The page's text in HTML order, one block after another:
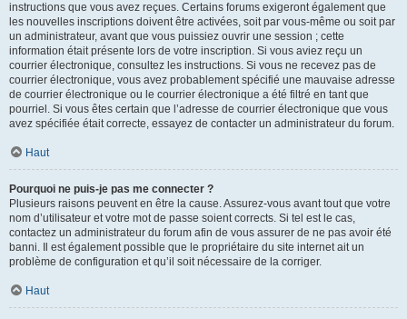
instructions que vous avez reçues. Certains forums exigeront également que
les nouvelles inscriptions doivent être activées, soit par vous-même ou soit par
un administrateur, avant que vous puissiez ouvrir une session ; cette
information était présente lors de votre inscription. Si vous aviez reçu un
courrier électronique, consultez les instructions. Si vous ne recevez pas de
courrier électronique, vous avez probablement spécifié une mauvaise adresse
de courrier électronique ou le courrier électronique a été filtré en tant que
pourriel. Si vous êtes certain que l’adresse de courrier électronique que vous
avez spécifiée était correcte, essayez de contacter un administrateur du forum.
Haut
Pourquoi ne puis-je pas me connecter ?
Plusieurs raisons peuvent en être la cause. Assurez-vous avant tout que votre
nom d’utilisateur et votre mot de passe soient corrects. Si tel est le cas,
contactez un administrateur du forum afin de vous assurer de ne pas avoir été
banni. Il est également possible que le propriétaire du site internet ait un
problème de configuration et qu’il soit nécessaire de la corriger.
Haut